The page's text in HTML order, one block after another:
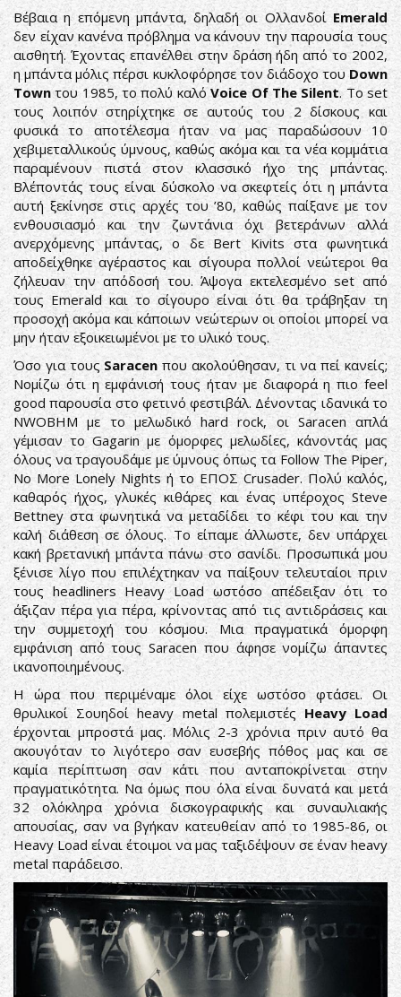
Βέβαια η επόμενη μπάντα, δηλαδή οι Ολλανδοί Emerald
δεν είχαν κανένα πρόβλημα να κάνουν την παρουσία τους
αισθητή. Έχοντας επανέλθει στην δράση ήδη από το 2002,
η μπάντα μόλις πέρσι κυκλοφόρησε τον διάδοχο τουDown
Townτου 1985, το πολύ καλόVoice Of The Silent. Το set
τους λοιπόν στηρίχτηκε σε αυτούς του 2 δίσκους και
φυσικά το αποτέλεσμα ήταν να μας παραδώσουν 10
χεβιμεταλλικούς ύμνους, καθώς ακόμα και τα νέα κομμάτια
παραμένουν πιστά στον κλασσικό ήχο της μπάντας.
Βλέποντάς τους είναι δύσκολο να σκεφτείς ότι η μπάντα
αυτή ξεκίνησε στις αρχές του ’80, καθώς παίξανε με τον
ενθουσιασμό και την ζωντάνια όχι βετεράνων αλλά
ανερχόμενης μπάντας, ο δε Bert Kivits στα φωνητικά
αποδείχθηκε αγέραστος και σίγουρα πολλοί νεώτεροι θα
ζήλευαν την απόδοσή του. Άψογα εκτελεσμένο set από
τους Emerald και το σίγουρο είναι ότι θα τράβηξαν τη
προσοχή ακόμα και κάποιων νεώτερων οι οποίοι μπορεί να
μην ήταν εξοικειωμένοι με το υλικό τους.
Όσο για τους Saracenπου ακολούθησαν, τι να πεί κανείς;
Νομίζω ότι η εμφάνισή τους ήταν με διαφορά η πιο feel
good παρουσία στο φετινό φεστιβάλ. Δένοντας ιδανικά το
NWOBHM με το μελωδικό hard rock, οι Saracen απλά
γέμισαν το Gagarin με όμορφες μελωδίες, κάνοντάς μας
όλους να τραγουδάμε με ύμνους όπως τα Follow The Piper,
No More Lonely Nights ή το ΕΠΟΣ Crusader. Πολύ καλός,
καθαρός ήχος, γλυκές κιθάρες και ένας υπέροχος Steve
Bettney στα φωνητικά να μεταδίδει το κέφι του και την
καλή διάθεση σε όλους. Το είπαμε άλλωστε, δεν υπάρχει
κακή βρετανική μπάντα πάνω στο σανίδι. Προσωπικά μου
ξένισε λίγο που επιλέχτηκαν να παίξουν τελευταίοι πριν
τους headliners Heavy Load ωστόσο απέδειξαν ότι το
άξιζαν πέρα για πέρα, κρίνοντας από τις αντιδράσεις και
την συμμετοχή του κόσμου. Μια πραγματικά όμορφη
εμφάνιση από τους Saracen που άφησε νομίζω άπαντες
ικανοποιημένους.
Η ώρα που περιμέναμε όλοι είχε ωστόσο φτάσει. Οι
θρυλικοί Σουηδοί heavy metal πολεμιστές Heavy Load
έρχονται μπροστά μας. Μόλις 2-3 χρόνια πριν αυτό θα
ακουγόταν το λιγότερο σαν ευσεβής πόθος μας και σε
καμία περίπτωση σαν κάτι που ανταποκρίνεται στην
πραγματικότητα. Να όμως που όλα είναι δυνατά και μετά
32 ολόκληρα χρόνια δισκογραφικής και συναυλιακής
απουσίας, σαν να βγήκαν κατευθείαν από το 1985-86, οι
Heavy Load είναι έτοιμοι να μας ταξιδέψουν σε έναν heavy
metal παράδεισο.